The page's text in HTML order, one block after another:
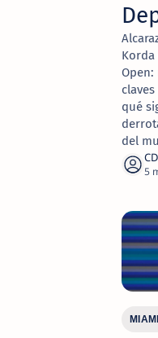
Korda
Open:
qué
del